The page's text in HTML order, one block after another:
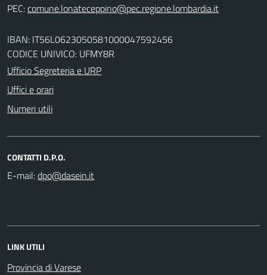
PEC:
IBAN: IT56L0623050581000047592456
CODICE UNIVICO: UFMY8R
Ufficio Segreteria e URP
Uffici e orari
Numeri utili
CONTATTI D.P.O.
E-mail:
LINK UTILI
Provincia di Varese